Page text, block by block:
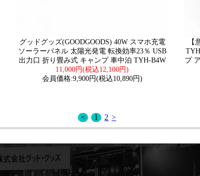
グッドグッズ(GOODGOODS) 40W スマホ充電
ソーラーパネル 太陽光発電 転換効率23％ USB
出力口 折り畳み式 キャンプ 車中泊 TYH-B4W
11,000円(税込12,100円)
会員価格:9,900円(税込10,890円)
【
プ
< 1 2 >